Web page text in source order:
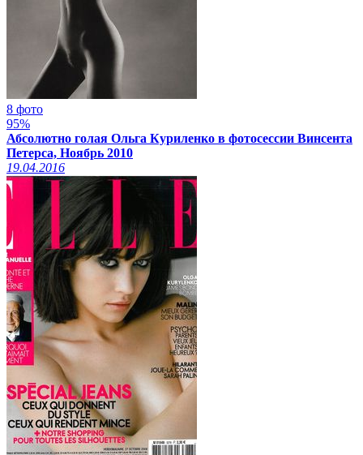
8 фото
95%
Абсолютно голая Ольга Куриленко в фотосессии Винсента
Петерса, Ноябрь 2010
19.04.2016